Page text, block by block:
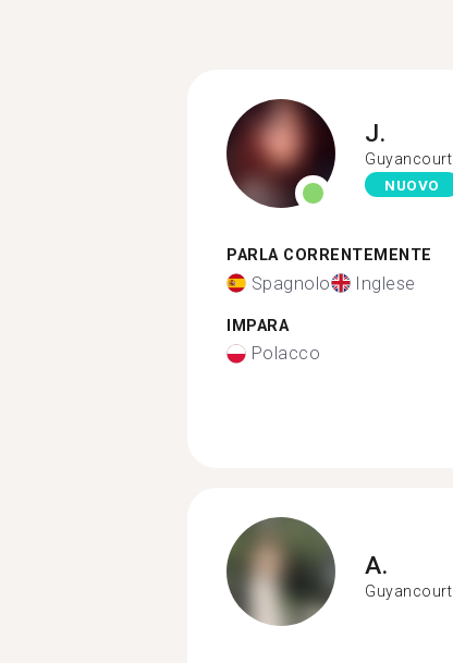
J.
Guyancourt
NUOVO
PARLA CORRENTEMENTE
Spagnolo Inglese
IMPARA
Polacco
A.
Guyancourt